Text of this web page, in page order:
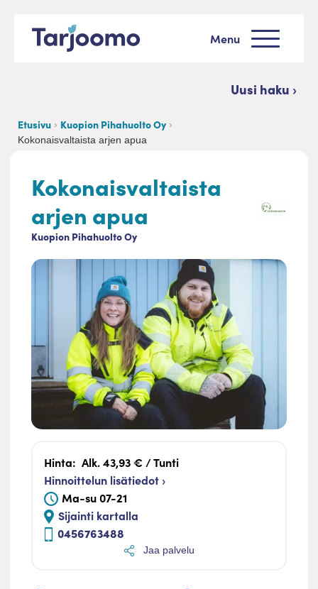
Siirry sisältöön
Menu
Uusi haku ›
Etusivu Kuopion Pihahuolto Oy
Kokonaisvaltaista arjen apua
Kokonaisvaltaista
arjen apua
Kuopion Pihahuolto Oy
Hinta: Alk. 43,93 € / Tunti
Hinnoittelun lisätiedot ›
Ma-su 07-21
Sijainti kartalla
0456763488
Jaa palvelu